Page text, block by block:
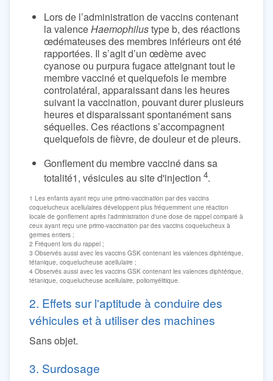
Lors de l’administration de vaccins contenant
la valenceHaemophilustype b, des réactions
œdémateuses des membres inférieurs ont été
rapportées. Il s’agit d’un œdème avec
cyanose ou purpura fugace atteignant tout le
membre vacciné et quelquefois le membre
controlatéral, apparaissant dans les heures
suivant la vaccination, pouvant durer plusieurs
heures et disparaissant spontanément sans
séquelles. Ces réactions s’accompagnent
quelquefois de fièvre, de douleur et de pleurs.
Gonflement du membre vacciné dans sa
totalité1, vésicules au site d'injection 4.
1 Les enfants ayant reçu une primo-vaccination par des vaccins
coquelucheux acellulaires développent plus fréquemment une réaction
locale de gonflement après l'administration d'une dose de rappel comparé à
ceux ayant reçu une primo-vaccination par des vaccins coquelucheux à
germes entiers ;
2 Fréquent lors du rappel ;
3 Observés aussi avec les vaccins GSK contenant les valences diphtérique,
tétanique, coquelucheuse acellulaire ;
4 Observés aussi avec les vaccins GSK contenant les valences diphtérique,
tétanique, coquelucheuse acellulaire, poliomyélitique.
2. Effets sur l'aptitude à conduire des
véhicules et à utiliser des machines
Sans objet.
3. Surdosage